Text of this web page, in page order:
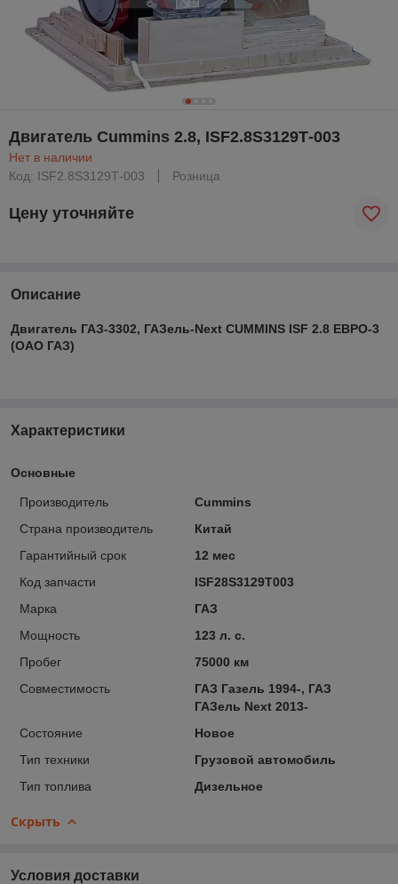
Двигатель Cummins 2.8, ISF2.8S3129Т-003
Нет в наличии
Код: ISF2.8S3129Т-003
Розница
Цену уточняйте
Описание
Двигатель ГАЗ-3302, ГАЗель-Next CUMMINS ISF 2.8 ЕВРО-3
(ОАО ГАЗ)
Характеристики
Основные
Производитель
Cummins
Страна производитель
Китай
Гарантийный срок
12 мес
Код запчасти
ISF28S3129Т003
Марка
ГАЗ
Мощность
123 л. с.
Пробег
75000 км
Совместимость
ГАЗ Газель 1994-, ГАЗ
ГАЗель Next 2013-
Состояние
Новое
Тип техники
Грузовой автомобиль
Тип топлива
Дизельное
Скрыть
Условия доставки